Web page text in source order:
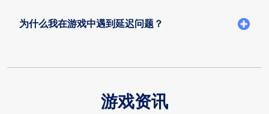
为什么我在游戏中遇到延迟问题？
游戏资讯